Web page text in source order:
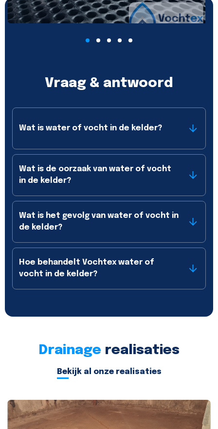
Vraag & antwoord
Wat is water of vocht in de kelder?
Wat is de oorzaak van water of vocht
in de kelder?
Wat is het gevolg van water of vocht in
de kelder?
Hoe behandelt Vochtex water of
vocht in de kelder?
Drainage realisaties
Bekijk al onze realisaties